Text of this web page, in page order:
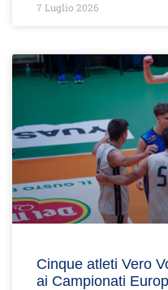
7 Luglio 2026
Cinque atleti Vero
ai Campionati